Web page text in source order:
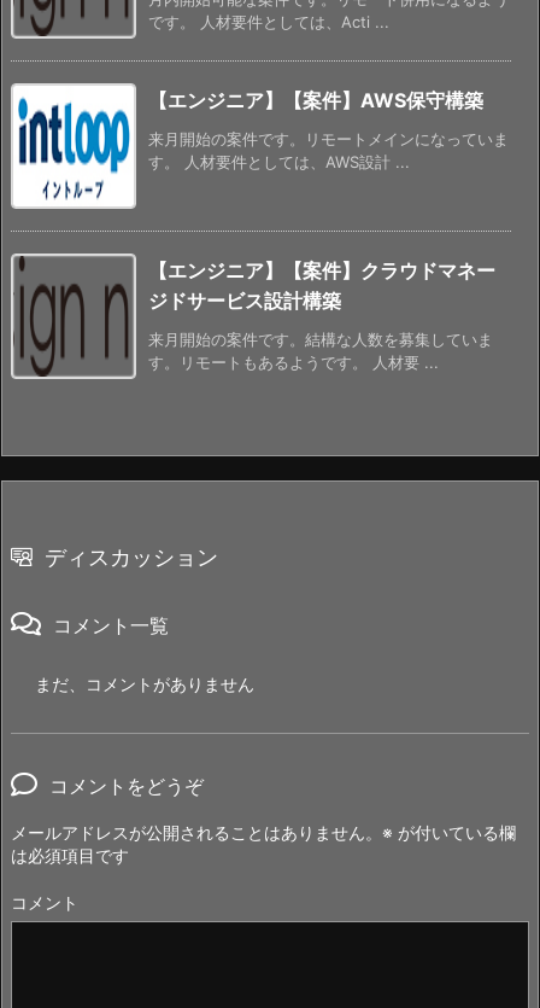
です。 人材要件としては、Acti ...
【エンジニア】【案件】AWS保守構築
来月開始の案件です。リモートメインになっていま
す。 人材要件としては、AWS設計 ...
【エンジニア】【案件】クラウドマネー
ジドサービス設計構築
来月開始の案件です。結構な人数を募集していま
す。リモートもあるようです。 人材要 ...
ディスカッション
コメント一覧
まだ、コメントがありません
コメントをどうぞ
メールアドレスが公開されることはありません。 ※ が付いている欄
は必須項目です
コメント